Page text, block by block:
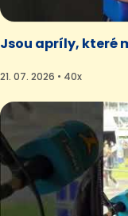
Jsou apríly, které
21. 07. 2026 • 40x